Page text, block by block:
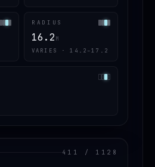
RADIUS
16.2 M
VARIES · 14.2–17.2
411 / 1128